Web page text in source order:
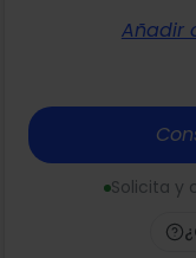
Añadir
Solicita y